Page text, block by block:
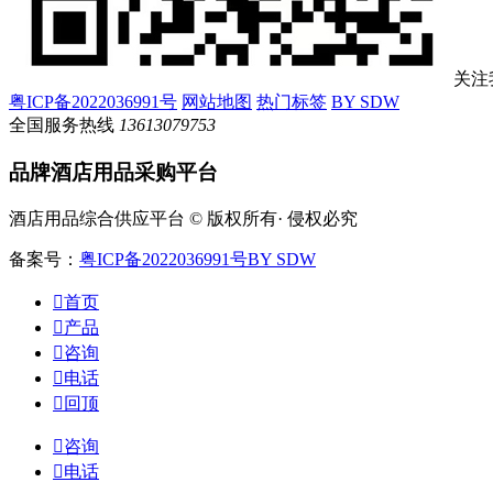
关注
粤ICP备2022036991号 网站地图 热门标签 BY SDW
全国服务热线 13613079753
品牌酒店用品采购平台
酒店用品综合供应平台 © 版权所有· 侵权必究
备案号： 粤ICP备2022036991号BY SDW
首页
产品
咨询
电话
 回顶
咨询
电话